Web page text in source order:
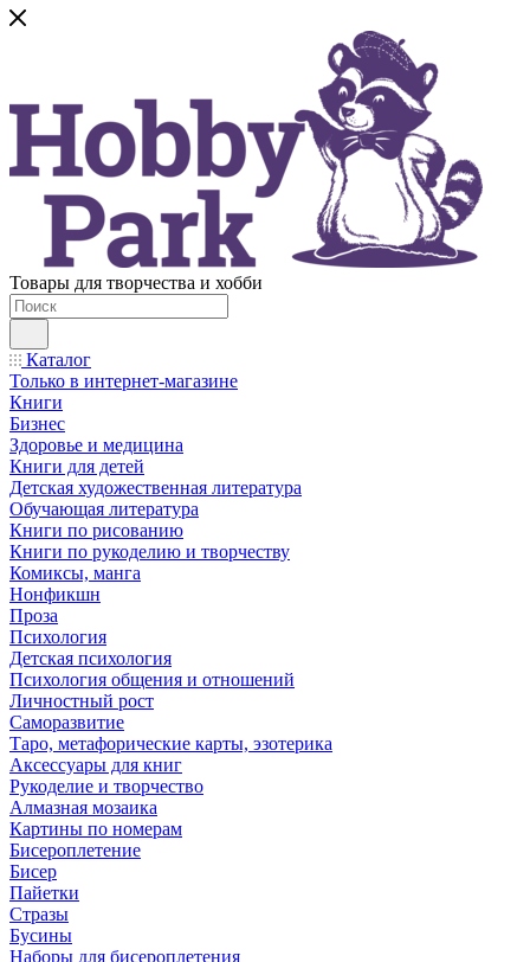
Товары для творчества и хобби
Каталог
Только в интернет-магазине
Книги
Бизнес
Здоровье и медицина
Книги для детей
Детская художественная литература
Обучающая литература
Книги по рисованию
Книги по рукоделию и творчеству
Комиксы, манга
Нонфикшн
Проза
Психология
Детская психология
Психология общения и отношений
Личностный рост
Саморазвитие
Таро, метафорические карты, эзотерика
Аксессуары для книг
Рукоделие и творчество
Алмазная мозаика
Картины по номерам
Бисероплетение
Бисер
Пайетки
Стразы
Бусины
Наборы для бисероплетения